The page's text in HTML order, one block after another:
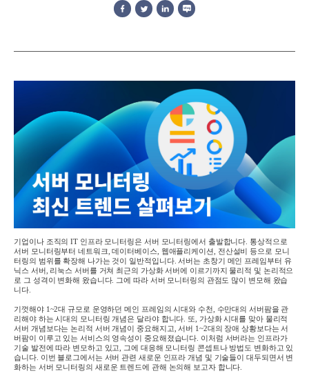
기업이나 조직의IT 인프라 모니터링은 서버 모니터링에서 출발합니다. 통상적으로
서버 모니터링부터 네트워크,데이터베이스, 웹애플리케이션, 전산설비 등으로 모니
터링의 범위를 확장해 나가는 것이 일반적입니다.서버는 초창기 메인 프레임부터 유
닉스 서버, 리눅스 서버를 거쳐 최근의 가상화 서버에 이르기까지 물리 적 및 논리적으
로 그 성격이 변화해 왔습니다. 그에 따라 서버 모니터링의 관점도 많이 변모해 왔습
니다.
기껏해야 1~2대 규모로 운영하던 메인 프레임의 시대와 수천, 수만대의 서버팜을 관
리해야 하는 시대의 모니터링 개념은 달라야 합니다. 또, 가상화 시대를 맞아 물리적
서버 개념보다는 논리적 서버 개념이 중요해지고,서버 1~2대의 장애 상황보다는 서
버팜이 이루고 있는 서비스의 영속성이 중요해졌습니다. 이처럼 서버라는 인프라가
기술 발전에 따라 변모하고 있고, 그에 대응해 모니터링 콘셉트나 방법도 변화하고 있
습니다. 이번 블로그에서는 서버 관련 새로운 인프라 개념 및 기술들이 대두되면서 변
화하는 서버 모니터링의 새로운 트렌드에 관해 논의해 보고자 합니다.